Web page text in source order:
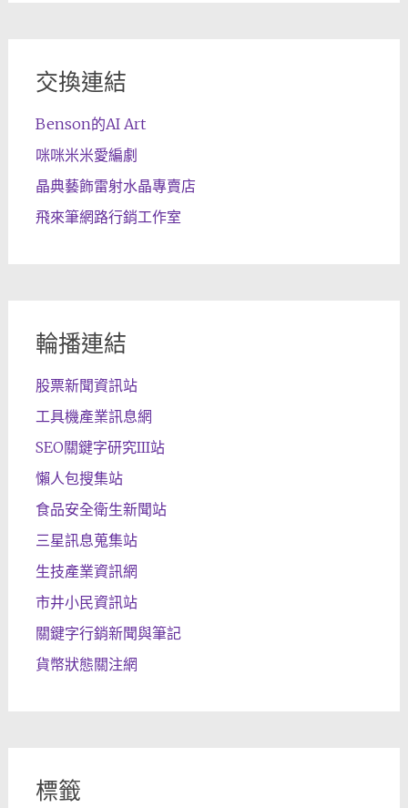
交換連結
Benson的AI Art
咪咪米米愛編劇
晶典藝飾雷射水晶專賣店
飛來筆網路行銷工作室
輪播連結
股票新聞資訊站
工具機產業訊息網
SEO關鍵字研究III站
懶人包搜集站
食品安全衛生新聞站
三星訊息蒐集站
生技產業資訊網
市井小民資訊站
關鍵字行銷新聞與筆記
貨幣狀態關注網
標籤